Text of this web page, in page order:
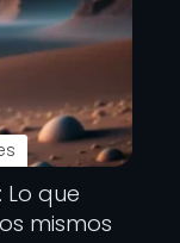
Lo que
mismos